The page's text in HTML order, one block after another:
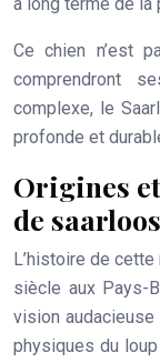
Ce chien n’est
comprendront
complexe, le
profonde et
Origines
de saarloos
L’histoire de
siècle aux Pays-
vision
physiques du